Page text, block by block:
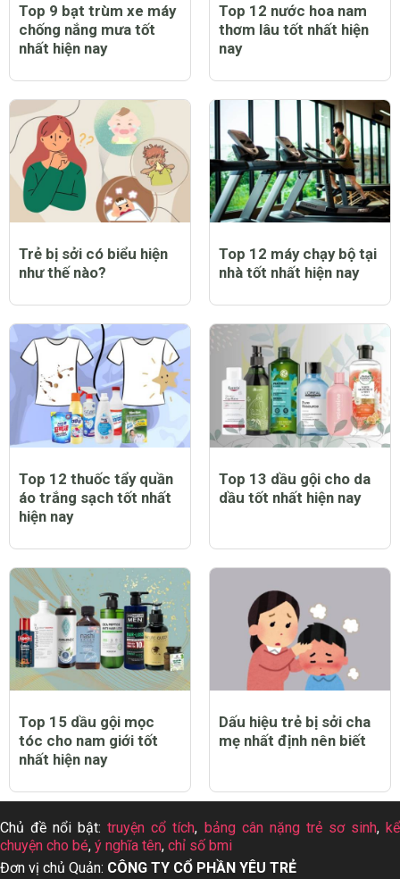
Top 9 bạt trùm xe máy
chống nắng mưa tốt
nhất hiện nay
Top 12 nước hoa nam
thơm lâu tốt nhất hiện
nay
Trẻ bị sởi có biểu hiện
như thế nào?
Top 12 máy chạy bộ tại
nhà tốt nhất hiện nay
Top 12 thuốc tẩy quần
áo trắng sạch tốt nhất
hiện nay
Top 13 dầu gội cho da
dầu tốt nhất hiện nay
Top 15 dầu gội mọc
tóc cho nam giới tốt
nhất hiện nay
Dấu hiệu trẻ bị sởi cha
mẹ nhất định nên biết
Chủ đề nổi bật:truyện cổ tích, bảng cân nặng trẻ sơ sinh,kể
chuyện cho bé, ý nghĩa tên, chỉ số bmi
Đơn vị chủ Quản: CÔNG TY CỔ PHẦN YÊU TRẺ